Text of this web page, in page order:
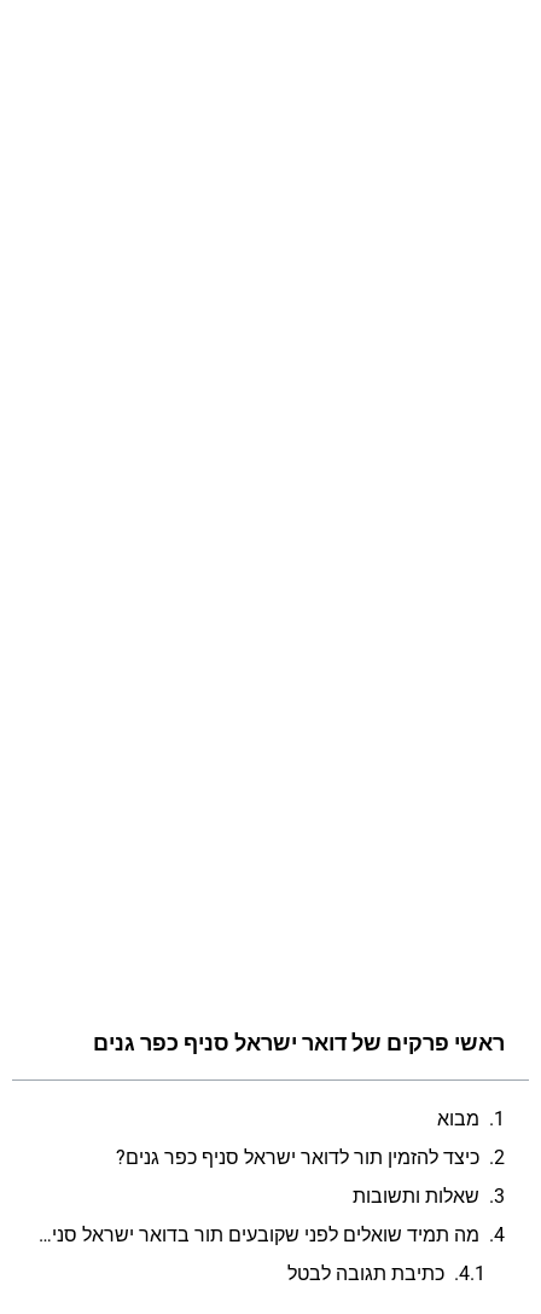
ראשי פרקים של דואר ישראל סניף כפר גנים
מבוא
כיצד להזמין תור לדואר ישראל סניף כפר גנים?
שאלות ותשובות
מה תמיד שואלים לפני שקובעים תור בדואר ישראל סניף כפר גנים?
כתיבת תגובה לבטל